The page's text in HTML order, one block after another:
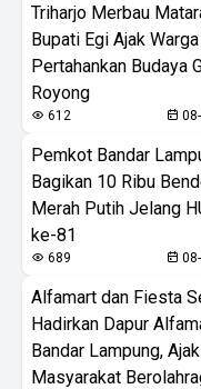
Triharjo Merbau
Bupati Egi Ajak
Pertahankan Budaya
Royong
612
Pemkot Bandar
Bagikan 10 Ribu
Merah Putih Jelang
ke-81
689
Alfamart dan Fiesta
Hadirkan Dapur
Bandar Lampung, Ajak
Masyarakat